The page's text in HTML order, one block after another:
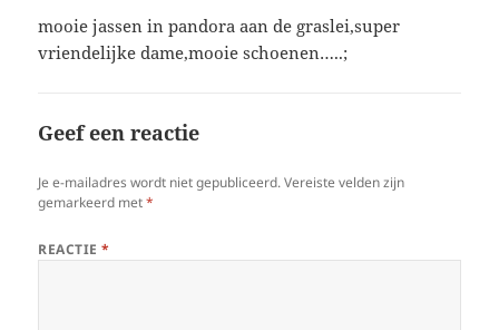
mooie jassen in pandora aan de graslei,super
vriendelijke dame,mooie schoenen…..;
Geef een reactie
Je e-mailadres wordt niet gepubliceerd. Vereiste velden zijn
gemarkeerd met*
REACTIE*